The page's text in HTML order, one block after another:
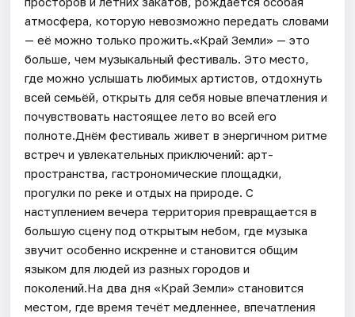
атмосфера, которую невозможно передать словами
— её можно только прожить.«Край Земли» — это
больше, чем музыкальный фестиваль. Это место,
где можно услышать любимых артистов, отдохнуть
всей семьёй, открыть для себя новые впечатления и
почувствовать настоящее лето во всей его
полноте.Днём фестиваль живет в энергичном ритме
встреч и увлекательных приключений: арт-
пространства, гастрономические площадки,
прогулки по реке и отдых на природе. С
наступлением вечера территория превращается в
большую сцену под открытым небом, где музыка
звучит особенно искренне и становится общим
языком для людей из разных городов и
поколений.На два дня «Край Земли» становится
местом, где время течёт медленнее, впечатления